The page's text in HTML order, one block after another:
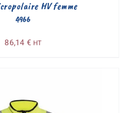
4966
HV femme
86,14 € HT